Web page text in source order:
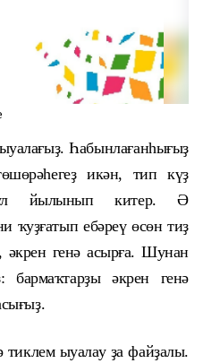
Һабынлағанһығыҙ
икән, тип күҙ
йылынып китер. Ә
ҡуҙғатып ебәреү өсөн тиҙ
әкрен генә асырға. Шунан
бармаҡтарҙы әкрен генә
тиклем ыуалау ҙа файҙалы.